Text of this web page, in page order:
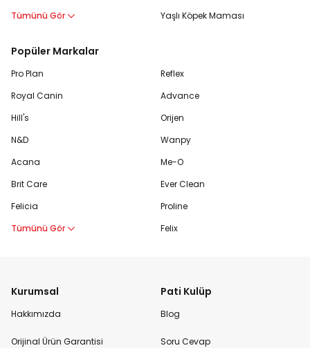
Tümünü Gör
Yaşlı Köpek Maması
Popüler Markalar
Pro Plan
Royal Canin
Hill's
N&D
Acana
Brit Care
Felicia
Tümünü Gör
Reflex
Advance
Orijen
Wanpy
Me-O
Ever Clean
Proline
Felix
Kurumsal
Hakkımızda
Orijinal Ürün Garantisi
Pati Kulüp
Blog
Soru Cevap